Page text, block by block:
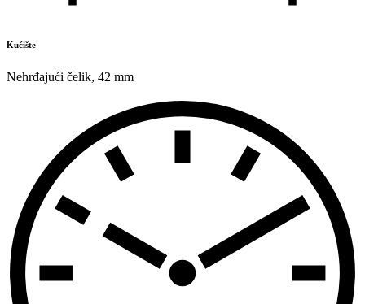
Kućište
Nehrđajući čelik, 42 mm